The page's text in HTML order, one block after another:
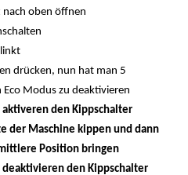
nach oben öffnen
drücken, nun hat man 5
Modus zu deaktivieren
aktiveren den Kippschalter
der Maschine kippen und dann
Position bringen
deaktivieren den Kippschalter